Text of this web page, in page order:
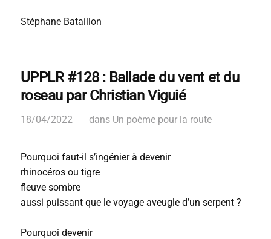
Stéphane Bataillon
UPPLR #128 : Ballade du vent et du
roseau par Christian Viguié
18/04/2022 dans Un poème pour la route
Pourquoi faut-il s’ingénier à devenir
rhinocéros ou tigre
fleuve sombre
aussi puissant que le voyage aveugle d’un serpent ?
Pourquoi devenir